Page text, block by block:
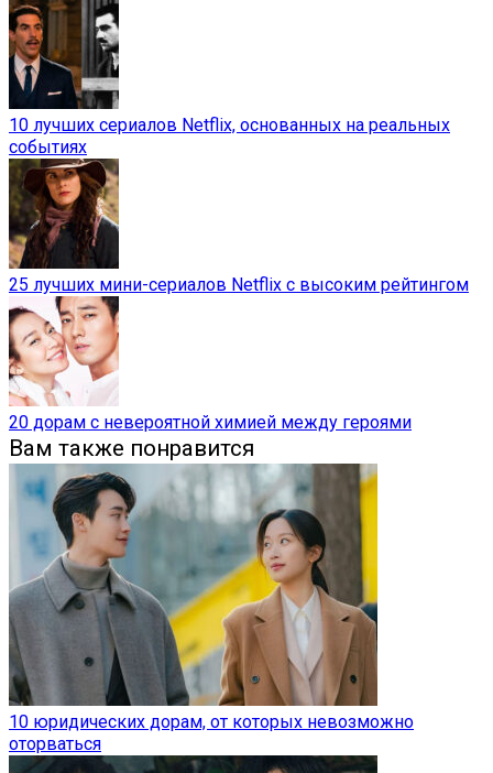
10 лучших сериалов Netflix, основанных на реальных
событиях
25 лучших мини-сериалов Netflix с высоким рейтингом
20 дорам с невероятной химией между героями
Вам также понравится
10 юридических дорам, от которых невозможно
оторваться